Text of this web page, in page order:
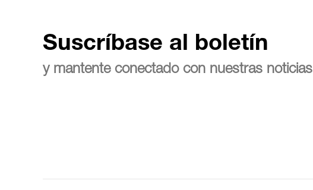
Suscríbase al boletín
y mantente conectado con nuestras noticias